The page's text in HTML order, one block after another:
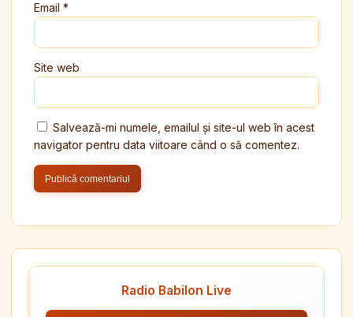
Email *
Site web
Salvează-mi numele, emailul și site-ul web în acest
navigator pentru data viitoare când o să comentez.
Radio Babilon Live